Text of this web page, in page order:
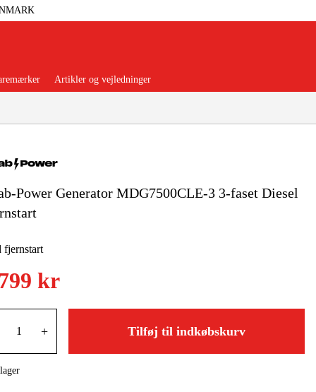
Og Nødstrøm
Og Værksted
Og Forbrug Kampagner
Artikler og vejledninger
Power Generator MDG7500CLE-3 3-faset Diesel
fjernstart
kr
+ Tilføj til indkøbskurv